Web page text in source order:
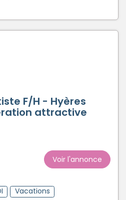
F/H - Hyères
attractive
Voir l'annonce
Vacations